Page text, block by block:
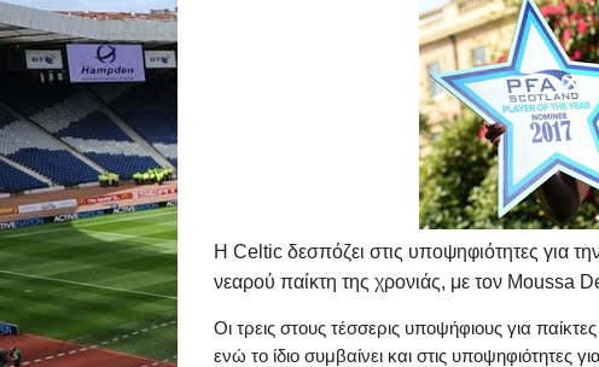
Η Celtic δεσπόζει στις υποψηφιότητες για
νεαρού παίκτη της χρονιάς, με τον Moussa
Οι τρεις στους τέσσερις υποψήφιους για
ενώ το ίδιο συμβαίνει και στις υποψηφιότητες